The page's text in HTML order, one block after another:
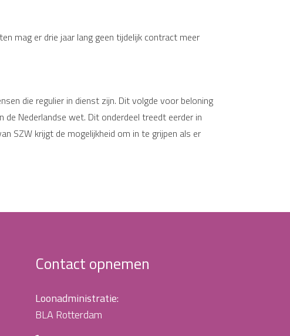
mag er drie jaar lang geen tijdelijk contract meer
die regulier in dienst zijn. Dit volgde voor beloning
Nederlandse wet. Dit onderdeel treedt eerder in
SZW krijgt de mogelijkheid om in te grijpen als er
Contact opnemen
Loonadministratie:
BLA Rotterdam